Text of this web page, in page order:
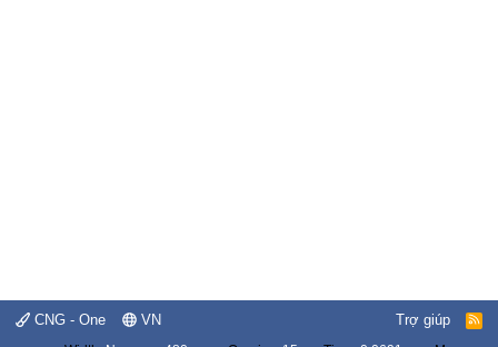
CNG - One VN Trợ giúp
R